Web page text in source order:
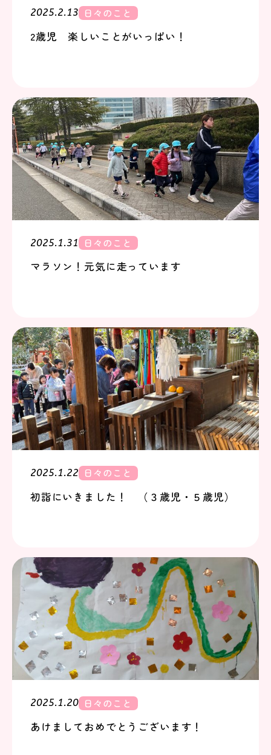
2025.2.13 日々のこと
2歳児 楽しいことがいっぱい！
2025.1.31 日々のこと
マラソン！元気に走っています
2025.1.22 日々のこと
初詣にいきました！ （３歳児・５歳児）
2025.1.20 日々のこと
あけましておめでとうございます！